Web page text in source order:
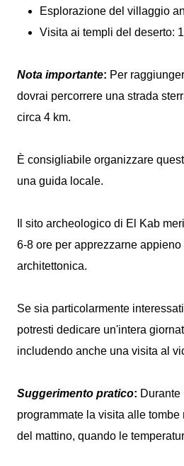
Esplorazione del villaggio
Visita ai templi del deserto:
Nota importante: Per
dovrai percorrere una strada
circa 4 km.
È consigliabile organizzare
una guida locale.
Il sito archeologico di El Kab
6-8 ore per apprezzarne
architettonica.
Se sia particolarmente
potresti dedicare un'intera
includendo anche una visita al
Suggerimento pratico: Durante
programmate la visita alle
del mattino, quando le